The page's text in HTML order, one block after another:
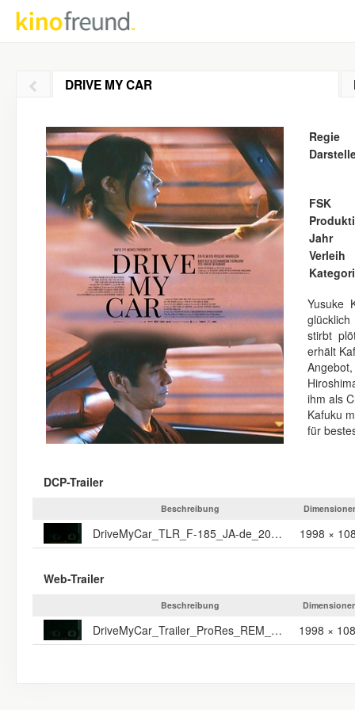
DRIVE MY CAR
Regie
FSK
Jahr
Verleih
Yusuke
stirbt
erhält
ihm als
Kafuku
für
DCP-Trailer
Beschreibung
DriveMyCar_TLR_F-185_JA-de_20_2K_20211026_IOP_OV.dcp 1998 ×
Web-Trailer
Beschreibung
DriveMyCar_Trailer_ProRes_REM_OmdU 1998 ×